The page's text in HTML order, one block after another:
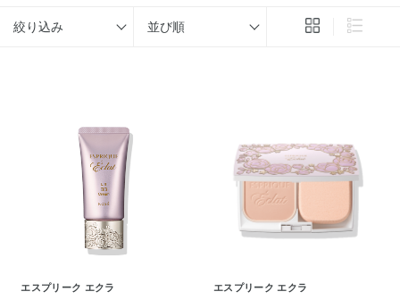
絞り込み 並び順
エスプリーク エクラ エスプリーク エクラ